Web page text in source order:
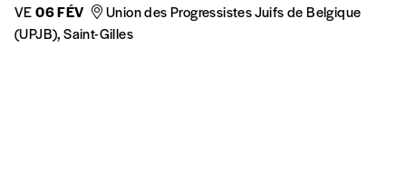
VE06 FÉV
Union des Progressistes Juifs de Belgique
(UPJB), Saint-Gilles